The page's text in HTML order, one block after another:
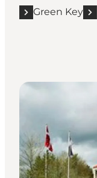
Green Key